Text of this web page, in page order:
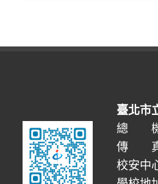
臺北市
總 機
傳 真
校安中